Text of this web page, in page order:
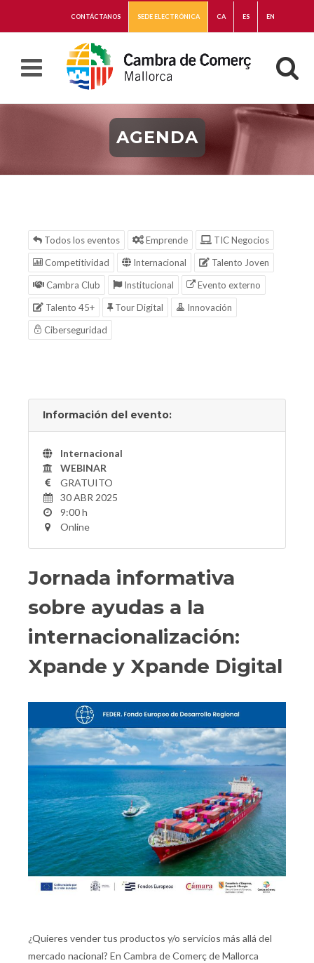
CONTÁCTANOS SEDE ELECTRÓNICA CA ES EN
AGENDA
Todos los eventos Emprende
TIC Negocios
Competitividad
Internacional
Talento Joven
Cambra Club
Institucional
Evento externo
Talento 45+
Tour Digital
Innovación
Ciberseguridad
Información del evento:
Internacional
WEBINAR
GRATUITO
30 ABR 2025
9:00 h
Online
Jornada informativa
sobre ayudas a la
internacionalización:
Xpande y Xpande Digital
¿Quieres vender tus productos y/o servicios más allá del
mercado nacional? En Cambra de Comerç de Mallorca